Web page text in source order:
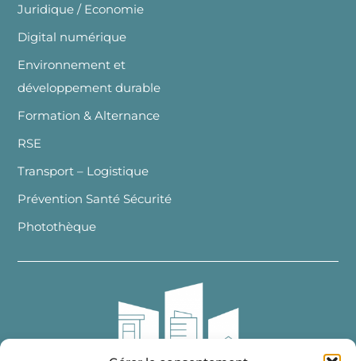
Juridique / Economie
Digital numérique
Environnement et
développement durable
Formation & Alternance
RSE
Transport – Logistique
Prévention Santé Sécurité
Photothèque